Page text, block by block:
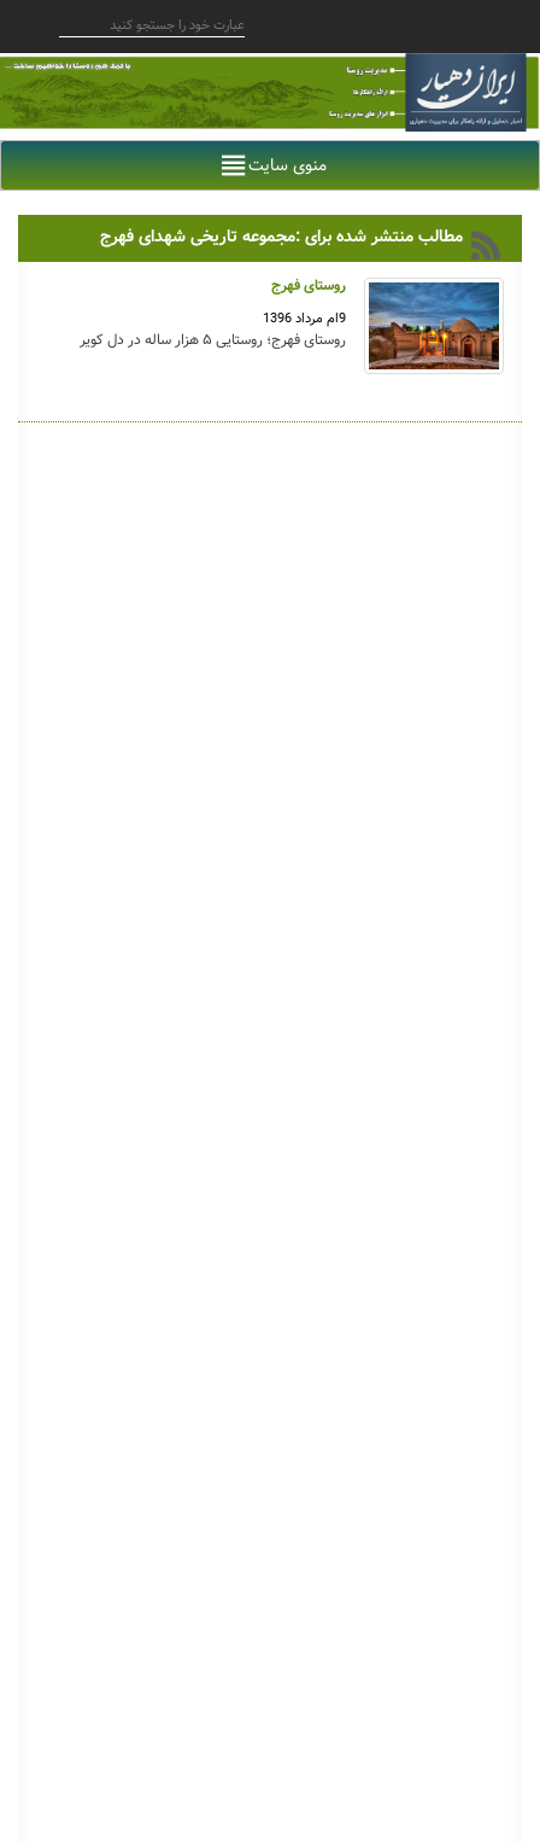
منوی سایت
مطالب منتشر شده برای :مجموعه تاریخی شهدای فهرج
روستای فهرج
9ام مرداد 1396
روستای فهرج؛ روستایی ۵ هزار ساله در دل کویر